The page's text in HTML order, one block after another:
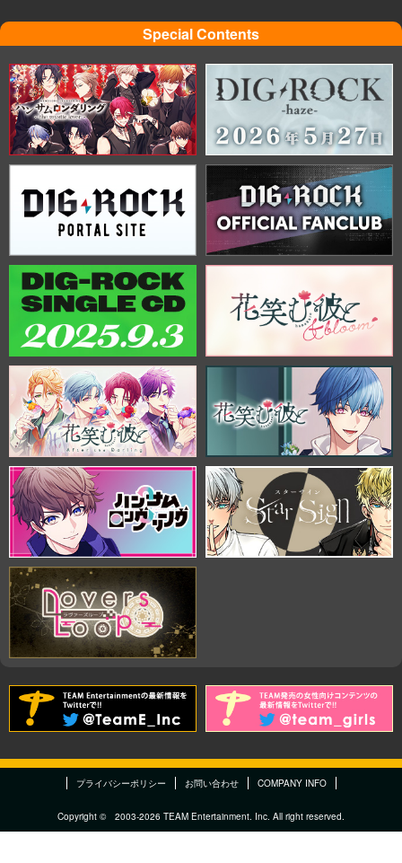
Special Contents
プライバシーポリシー お問い合わせ COMPANY INFO
Copyright © 2003-2026 TEAM Entertainment. Inc. All right reserved.